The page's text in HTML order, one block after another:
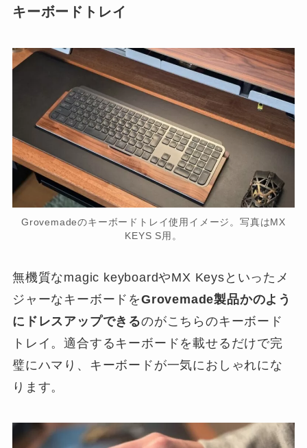
キーボードトレイ
Grovemadeのキーボードトレイ使用イメージ。写真はMX
KEYS S用。
無機質なmagic keyboardやMX Keysといったメ
ジャーなキーボードをGrovemade製品かのよう
にドレスアップできるのがこちらのキーボード
トレイ。適合するキーボードを載せるだけで完
璧にハマり、キーボードが一気におしゃれにな
ります。